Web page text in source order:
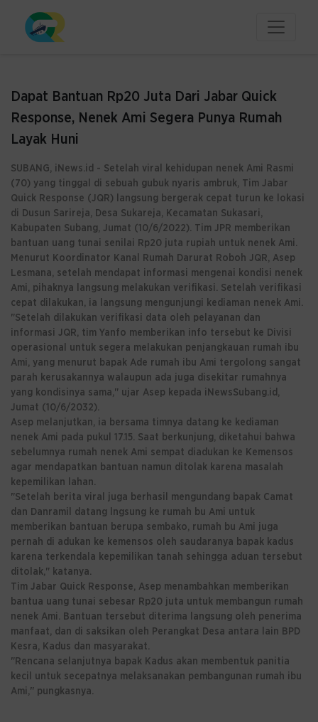
Dapat Bantuan Rp20 Juta Dari Jabar Quick
Response, Nenek Ami Segera Punya Rumah
Layak Huni
SUBANG, iNews.id - Setelah viral kehidupan nenek Ami Rasmi
(70) yang tinggal di sebuah gubuk nyaris ambruk, Tim Jabar
Quick Response (JQR) langsung bergerak cepat turun ke lokasi
di Dusun Sarireja, Desa Sukareja, Kecamatan Sukasari,
Kabupaten Subang, Jumat (10/6/2022). Tim JPR memberikan
bantuan uang tunai senilai Rp20 juta rupiah untuk nenek Ami.
Menurut Koordinator Kanal Rumah Darurat Roboh JQR, Asep
Lesmana, setelah mendapat informasi mengenai kondisi nenek
Ami, pihaknya langsung melakukan verifikasi. Setelah verifikasi
cepat dilakukan, ia langsung mengunjungi kediaman nenek Ami.
"Setelah dilakukan verifikasi data oleh pelayanan dan
informasi JQR, tim Yanfo memberikan info tersebut ke Divisi
operasional untuk segera melakukan penjangkauan rumah ibu
Ami, yang menurut bapak Ade rumah ibu Ami tergolong sangat
parah kerusakannya walaupun ada juga disekitar rumahnya
yang kondisinya sama," ujar Asep kepada iNewsSubang.id,
Jumat (10/6/2032).
Asep melanjutkan, ia bersama timnya datang ke kediaman
nenek Ami pada pukul 17.15. Saat berkunjung, diketahui bahwa
sebelumnya rumah nenek Ami sempat diadukan ke Kemensos
agar mendapatkan bantuan namun ditolak karena masalah
kepemilikan lahan.
"Setelah berita viral juga berhasil mengundang bapak Camat
dan Danramil datang lngsung ke rumah bu Ami untuk
memberikan bantuan berupa sembako, rumah bu Ami juga
pernah di adukan ke kemensos oleh saudaranya bapak kadus
karena terkendala kepemilikan tanah sehingga aduan tersebut
ditolak," katanya.
Tim Jabar Quick Response, Asep menambahkan memberikan
bantua uang tunai sebesar Rp20 juta untuk membangun rumah
nenek Ami. Bantuan tersebut diterima langsung oleh penerima
manfaat, dan di saksikan oleh Perangkat Desa antara lain BPD
Kesra, Kadus dan masyarakat.
"Rencana selanjutnya bapak Kadus akan membentuk panitia
kecil untuk secepatnya melaksanakan pembangunan rumah ibu
Ami," pungkasnya.